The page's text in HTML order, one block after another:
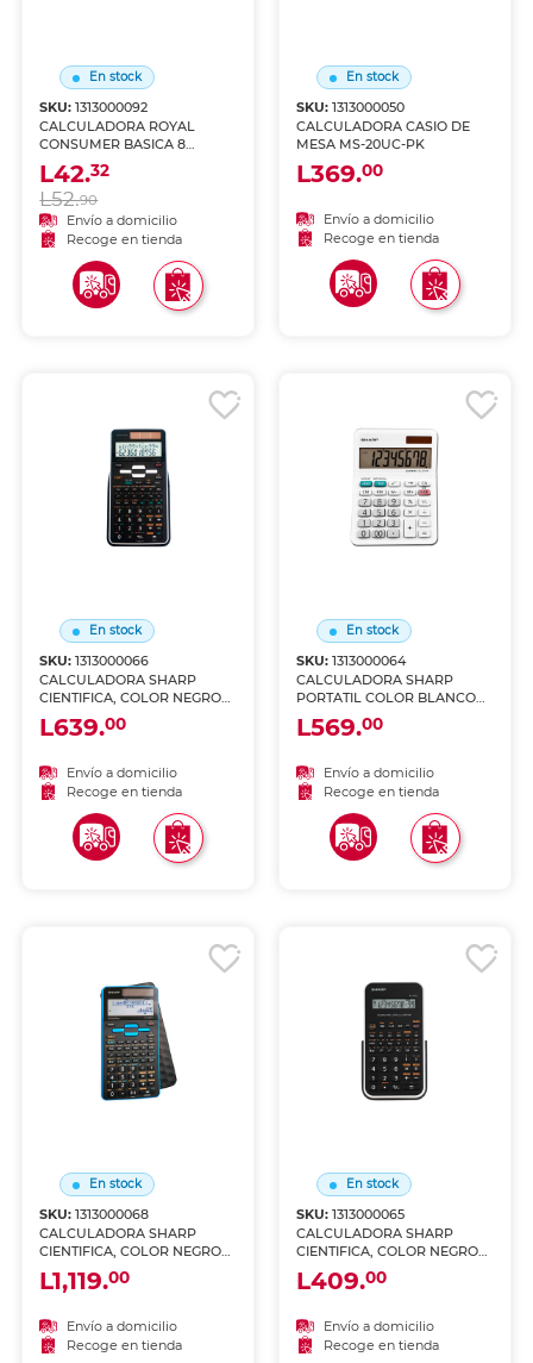
En stock
SKU:1313000092
CALCULADORA ROYAL
CONSUMER BASICA 8
DIGITOS C00222
L42.32
L52.90
Envío a domicilio
Recoge en tienda
En stock
SKU: 1313000050
CALCULADORA CASIO DE
MESA MS-20UC-PK
L369.00
Envío a domicilio
Recoge en tienda
En stock
SKU:1313000066
CALCULADORA SHARP
CIENTIFICA, COLOR NEGRO
EL-531TGBBW
L639.00
Envío a domicilio
Recoge en tienda
En stock
SKU: 1313000064
CALCULADORA SHARP
PORTATIL COLOR BLANCO
EL-310WB
L569.00
Envío a domicilio
Recoge en tienda
En stock
SKU:1313000068
CALCULADORA SHARP
CIENTIFICA, COLOR NEGRO
EL-W535TGBBL
L1,119.00
Envío a domicilio
Recoge en tienda
En stock
SKU: 1313000065
CALCULADORA SHARP
CIENTIFICA, COLOR NEGRO
EL-501X2BWH
L409.00
Envío a domicilio
Recoge en tienda